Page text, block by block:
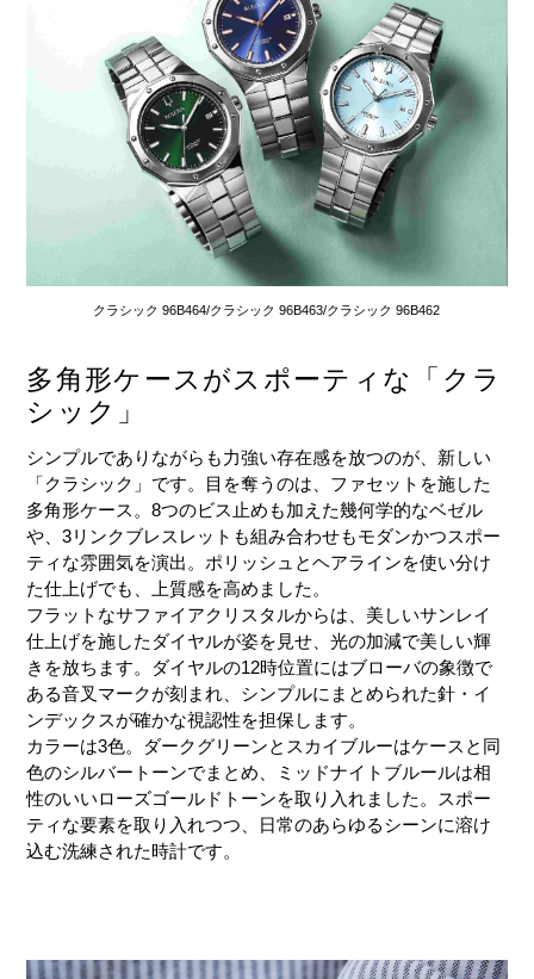
クラシック 96B464/クラシック 96B463/クラシック 96B462
多角形ケースがスポーティな「クラ
シック」
シンプルでありながらも力強い存在感を放つのが、新しい
「クラシック」です。目を奪うのは、ファセットを施した
多角形ケース。8つのビス止めも加えた幾何学的なベゼル
や、3リンクブレスレットも組み合わせもモダンかつスポー
ティな雰囲気を演出。ポリッシュとヘアラインを使い分け
た仕上げでも、上質感を高めました。
フラットなサファイアクリスタルからは、美しいサンレイ
仕上げを施したダイヤルが姿を見せ、光の加減で美しい輝
きを放ちます。ダイヤルの12時位置にはブローバの象徴で
ある音叉マークが刻まれ、シンプルにまとめられた針・イ
ンデックスが確かな視認性を担保します。
カラーは3色。ダークグリーンとスカイブルーはケースと同
色のシルバートーンでまとめ、ミッドナイトブルールは相
性のいいローズゴールドトーンを取り入れました。スポー
ティな要素を取り入れつつ、日常のあらゆるシーンに溶け
込む洗練された時計です。